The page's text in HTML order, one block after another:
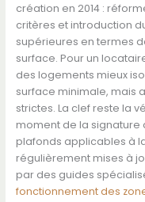
création en 2014 :
critères et introduction
supérieures en termes
surface. Pour un
des logements mieux
surface minimale, mais
strictes. La clef reste la
moment de la signature
plafonds applicables à
régulièrement mises à
par des guides
fonctionnement des